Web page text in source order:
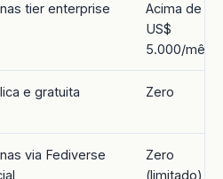
tier enterprise
Acima de
US$
5.000/mês
e gratuita Zero
via Fediverse
Zero
(limitado)